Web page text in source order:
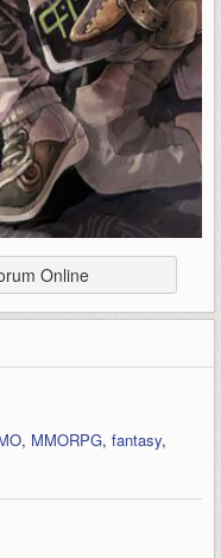
Online
, MMORPG, fantasy,